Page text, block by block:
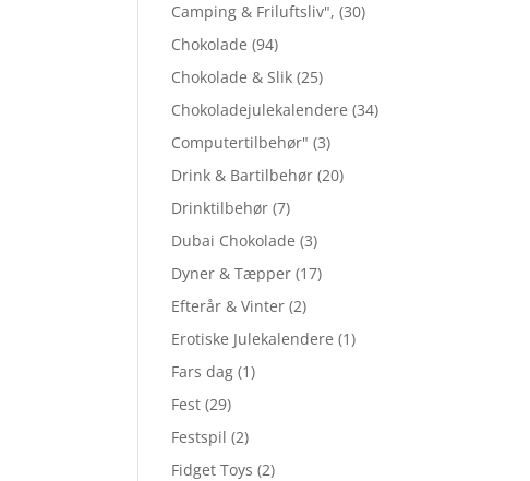
Camping & Friluftsliv", (30)
Chokolade (94)
Chokolade & Slik (25)
Chokoladejulekalendere (34)
Computertilbehør" (3)
Drink & Bartilbehør (20)
Drinktilbehør (7)
Dubai Chokolade (3)
Dyner & Tæpper (17)
Efterår & Vinter (2)
Erotiske Julekalendere (1)
Fars dag (1)
Fest (29)
Festspil (2)
Fidget Toys (2)